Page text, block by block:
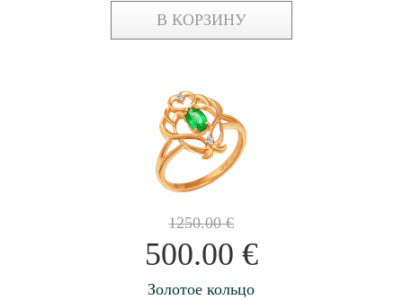
В КОРЗИНУ
1250.00€
500.00 €
Золотое кольцо